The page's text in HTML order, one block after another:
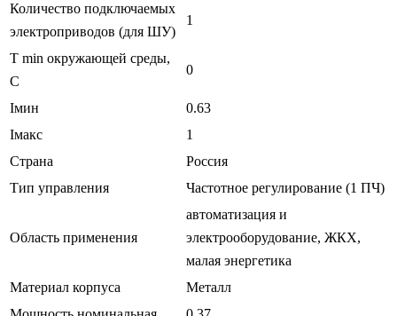
Количество подключаемых
электроприводов (для ШУ)
1
T min окружающей среды,
C
0
Iмин
0.63
Iмакс
1
Страна
Россия
Тип управления
Частотное регулирование (1 ПЧ)
Область применения
автоматизация и
электрооборудование, ЖКХ,
малая энергетика
Материал корпуса
Металл